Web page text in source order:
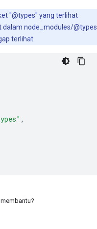
"@types" yang terlihat
dalam node_modules/@types
terlihat.
,